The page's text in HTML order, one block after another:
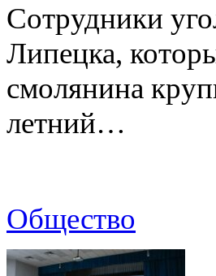
Сотрудники
Липецка,
смолянина
летний…
Общество